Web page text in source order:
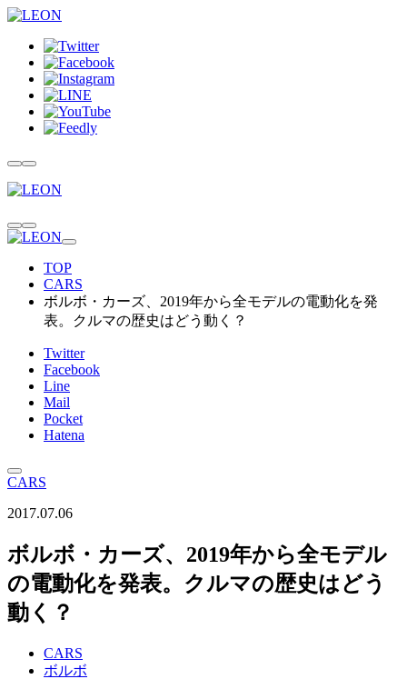
TOP
CARS
ボルボ・カーズ、2019年から全モデルの電動化を発
表。クルマの歴史はどう動く？
Twitter
Facebook
Line
Mail
Pocket
Hatena
CARS
2017.07.06
ボルボ・カーズ、2019年から全モデル
の電動化を発表。クルマの歴史はどう
動く？
CARS
ボルボ